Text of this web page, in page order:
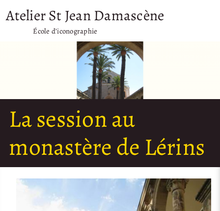
Atelier St Jean Damascène
École d’iconographie
La session au
monastère de Lérins